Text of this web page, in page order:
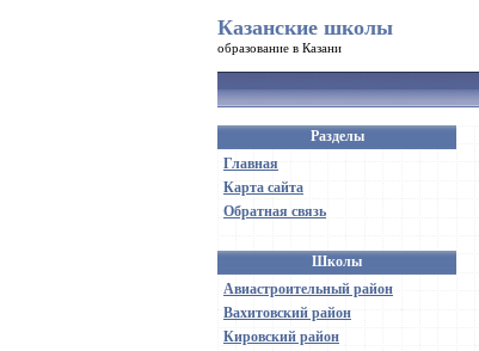
Казанские школы
образование в Казани
Разделы
Главная
Карта сайта
Обратная связь
Школы
Авиастроительный район
Вахитовский район
Кировский район